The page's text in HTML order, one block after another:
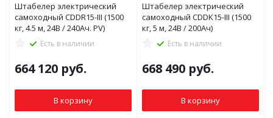
Штабелер электрический
самоходный CDDR15-III (1500
кг, 4.5 м, 24В / 240Ач. PV)
Есть в наличии
664 120 руб.
В корзину
Штабелер электрический
самоходный CDDK15-III (1500
кг, 5 м, 24В / 200Ач)
Есть в наличии
668 490 руб.
В корзину